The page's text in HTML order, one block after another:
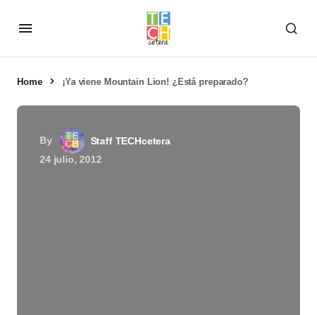
Home ¡Ya viene Mountain Lion! ¿Está preparado?
By
Staff TECHcetera
24 julio, 2012